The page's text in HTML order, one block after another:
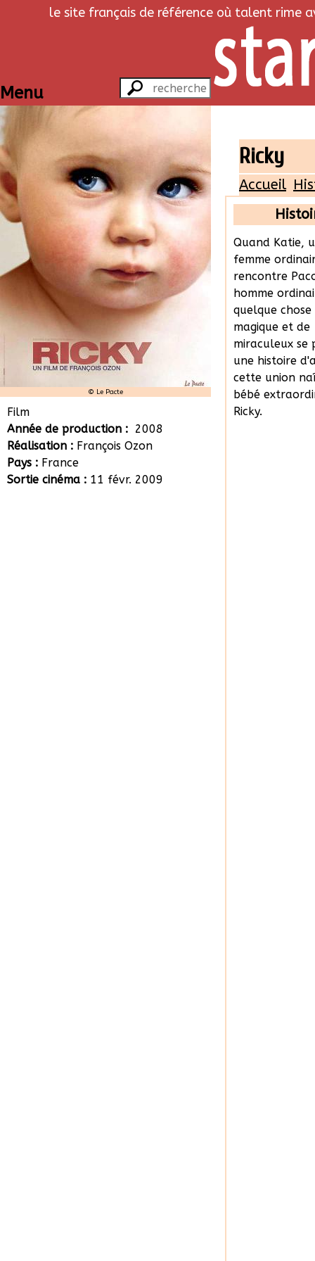
le site français de référence où talent rime
Menu
© Le Pacte
Film
Année de production : 2008
Réalisation : François Ozon
Pays : France
Sortie cinéma : 11 févr. 2009
Ricky
Accueil
Quand Katie,
femme
rencontre
homme
quelque chose
magique et de
miraculeux se
une histoire
cette union
bébé
Ricky.